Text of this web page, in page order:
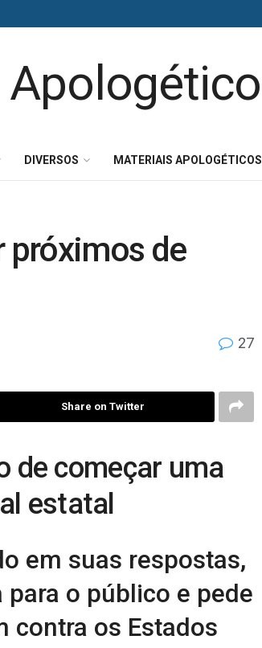
DIVERSOS MATERIAIS APOLOGÉTICOS
próximos de
27
Share on Twitter
de começar uma
estatal
em suas respostas,
o público e pede
contra os Estados